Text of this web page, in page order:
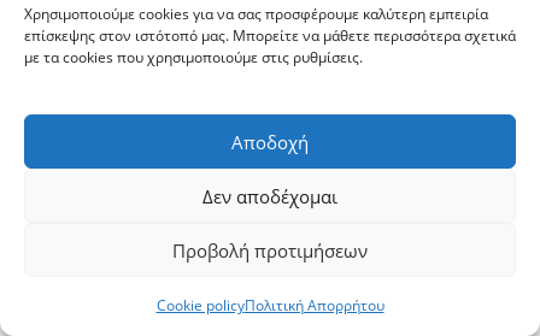
Χρησιμοποιούμε cookies για να σας προσφέρουμε καλύτερη εμπειρία
επίσκεψης στον ιστότοπό μας. Μπορείτε να μάθετε περισσότερα σχετικά
με τα cookies που χρησιμοποιούμε στις ρυθμίσεις.
Αποδοχή
Δεν αποδέχομαι
Προβολή προτιμήσεων
Cookie policyΠολιτική Απορρήτου
ἐπαναστάτησε ἐναντίον του ὅλος ὁ στρατός του
καὶ ἔδωσε ὅλη του τὴ δύναμη στὸν υἱὸ του τὸν
Ἀβεσαλώμ, καὶ ἐπιτέθηκε νὰ καταλάβει τὴν ἐξουσία
αὐτὸ ὁ Θεὸς (γιατί τί σημασία ἔχει ἂν βρῆκε ἄλλη
πρόφαση γιὰ τὴ σφαγή;), καὶ ἔστειλε τὸν ἄγγελό
του μὲ γυμνὸ τὸ ξίφος, γιὰ νὰ κτυπήσει ἀπὸ ψηλά,
ὅταν ἔβλεπε ὅτι ἀφανίζονται ὅλοι, τί λέγει; «Ἐγὼ ὁ
ποιμένας ἁμάρτησα, καὶ ἐγὼ ὁ ποιμένας ἔκαμα
πατρική μου οἰκογένεια».